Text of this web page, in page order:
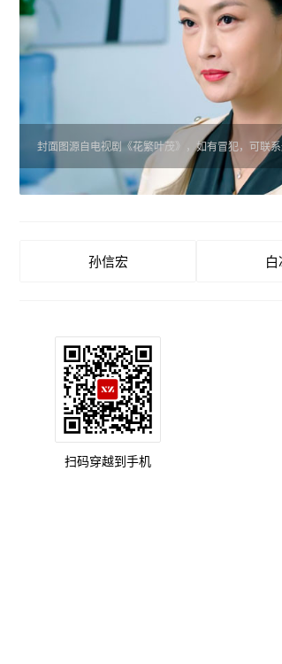
封面图源自电视剧《花繁叶茂》，如有冒犯，可联
孙信宏
扫码穿越到手机